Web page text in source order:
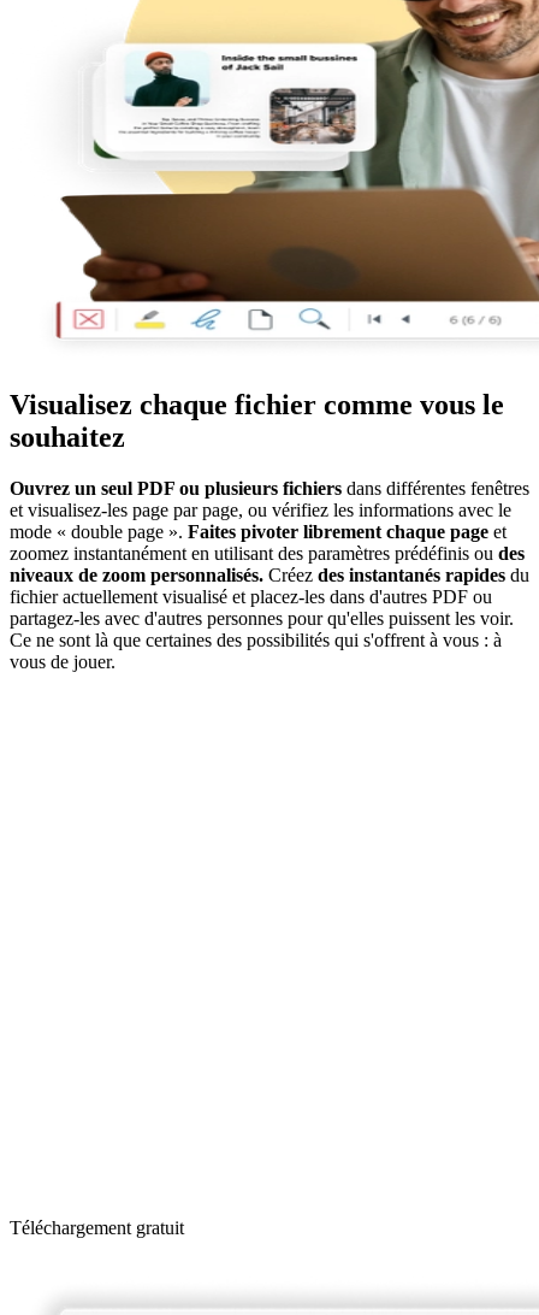
Visualisez chaque fichier comme vous le
souhaitez
Ouvrez un seul PDF ou plusieurs fichiers dans différentes fenêtres
et visualisez-les page par page, ou vérifiez les informations avec le
mode « double page ». Faites pivoter librement chaque page et
zoomez instantanément en utilisant des paramètres prédéfinis ou des
niveaux de zoom personnalisés. Créez des instantanés rapides du
fichier actuellement visualisé et placez-les dans d'autres PDF ou
partagez-les avec d'autres personnes pour qu'elles puissent les voir.
Ce ne sont là que certaines des possibilités qui s'offrent à vous : à
vous de jouer.
Téléchargement gratuit